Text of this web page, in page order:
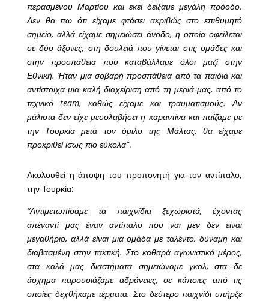
περασμένου Μαρτίου και εκεί δείξαμε μεγάλη πρόοδο.
Δεν θα πω ότι είχαμε φτάσει ακριβώς στο επιθυμητό
σημείο, αλλά είχαμε σημειώσει άνοδο, η οποία οφείλεται
σε δύο άξονες, στη δουλειά που γίνεται στις ομάδες και
στην προσπάθεια που καταβάλλαμε όλοι μαζί στην
Εθνική. Ήταν μια σοβαρή προσπάθεια από τα παιδιά και
αντίστοιχα μια καλή διαχείριση από τη μεριά μας, από το
τεχνικό team, καθώς είχαμε και τραυματισμούς. Αν
μάλιστα δεν είχε μεσολαβήσει η καραντίνα και παίζαμε με
την Τουρκία μετά τον όμιλο της Μάλτας, θα είχαμε
προκριθεί ίσως πιο εύκολα”.
Ακολουθεί η άποψη του προπονητή για τον αντίπαλο,
την Τουρκία:
“Αντιμετωπίσαμε τα παιχνίδια ξεχωριστά, έχοντας
απέναντί μας έναν αντίπαλο που ναι μεν δεν είναι
μεγαθήριο, αλλά είναι μια ομάδα με ταλέντο, δύναμη και
διαβασμένη στην τακτική. Στο καθαρά αγωνιστικό μέρος,
στα καλά μας διαστήματα σημειώναμε γκολ, στα δε
άσχημα παρουσιάζαμε αδράνειες, σε κάποιες από τις
οποίες δεχθήκαμε τέρματα. Στο δεύτερο παιχνίδι υπήρξε